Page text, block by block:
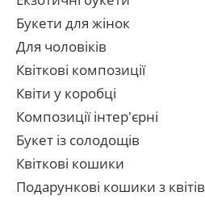
Букети для жінок
Для чоловіків
Квіткові композиції
Квіти у коробці
Композиції інтер'єрні
Букет із солодощів
Квіткові кошики
Подарункові кошики з квітів